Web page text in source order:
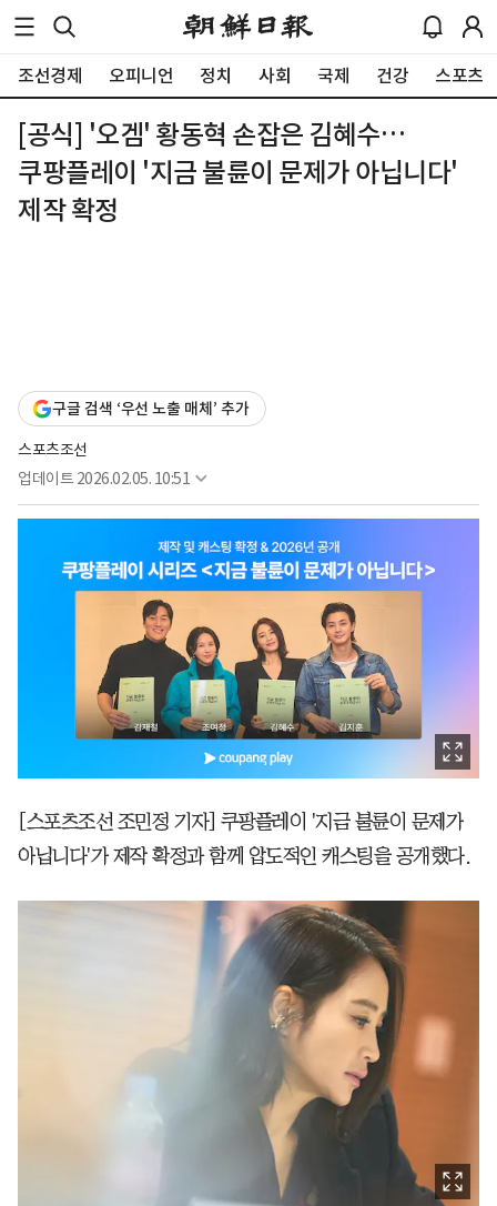
조선경제 오피니언 정치 사회 국제 건강 스포츠
[공식] '오겜' 황동혁 손잡은 김혜수…
쿠팡플레이 '지금 불륜이 문제가 아닙니다'
제작 확정
구글 검색 ‘우선 노출 매체’ 추가
스포츠조선
업데이트 2026.02.05. 10:51
[스포츠조선 조민정 기자] 쿠팡플레이 '지금 불륜이 문제가
아닙니다'가 제작 확정과 함께 압도적인 캐스팅을 공개했다.